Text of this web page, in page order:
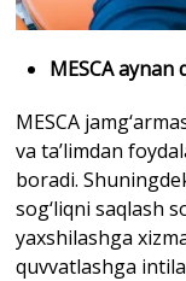
MESCA
MESCA
va ta’limdan
boradi.
sog‘liqni saqlash
yaxshilashga
quvvatlashga